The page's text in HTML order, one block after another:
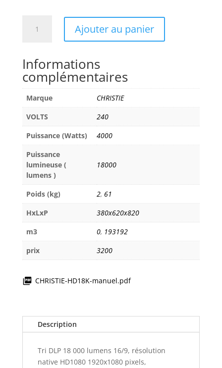
Ajouter au panier
Informations
complémentaires
Marque
CHRISTIE
VOLTS
240
Puissance (Watts)
4000
Puissance
lumineuse (
lumens )
18000
Poids (kg) 2, 61
HxLxP
380x620x820
m3
0, 193192
prix
3200
CHRISTIE-HD18K-manuel.pdf
Description
Tri DLP 18 000 lumens 16/9, résolution
native HD1080 1920x1080 pixels,